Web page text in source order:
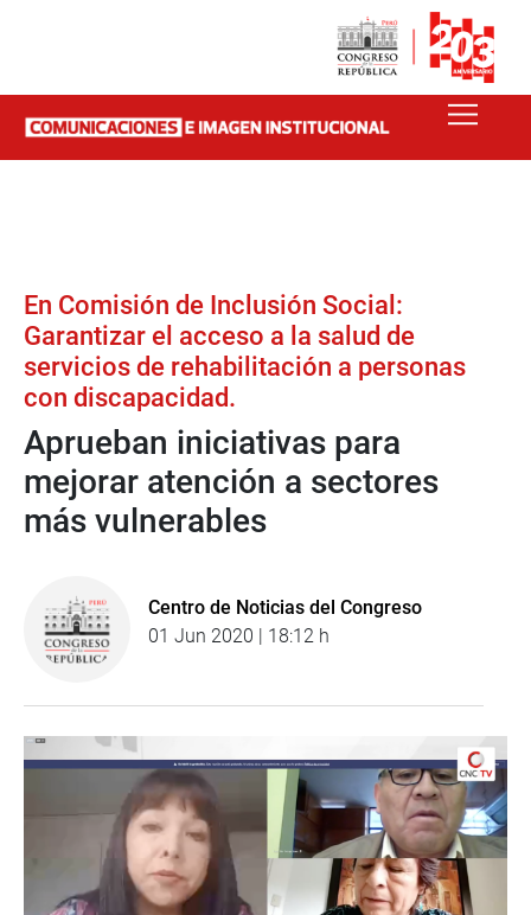
En Comisión de Inclusión Social:
Garantizar el acceso a la salud de
servicios de rehabilitación a personas
con discapacidad.
Aprueban iniciativas para
mejorar atención a sectores
más vulnerables
Centro de Noticias del Congreso
01 Jun 2020 | 18:12 h